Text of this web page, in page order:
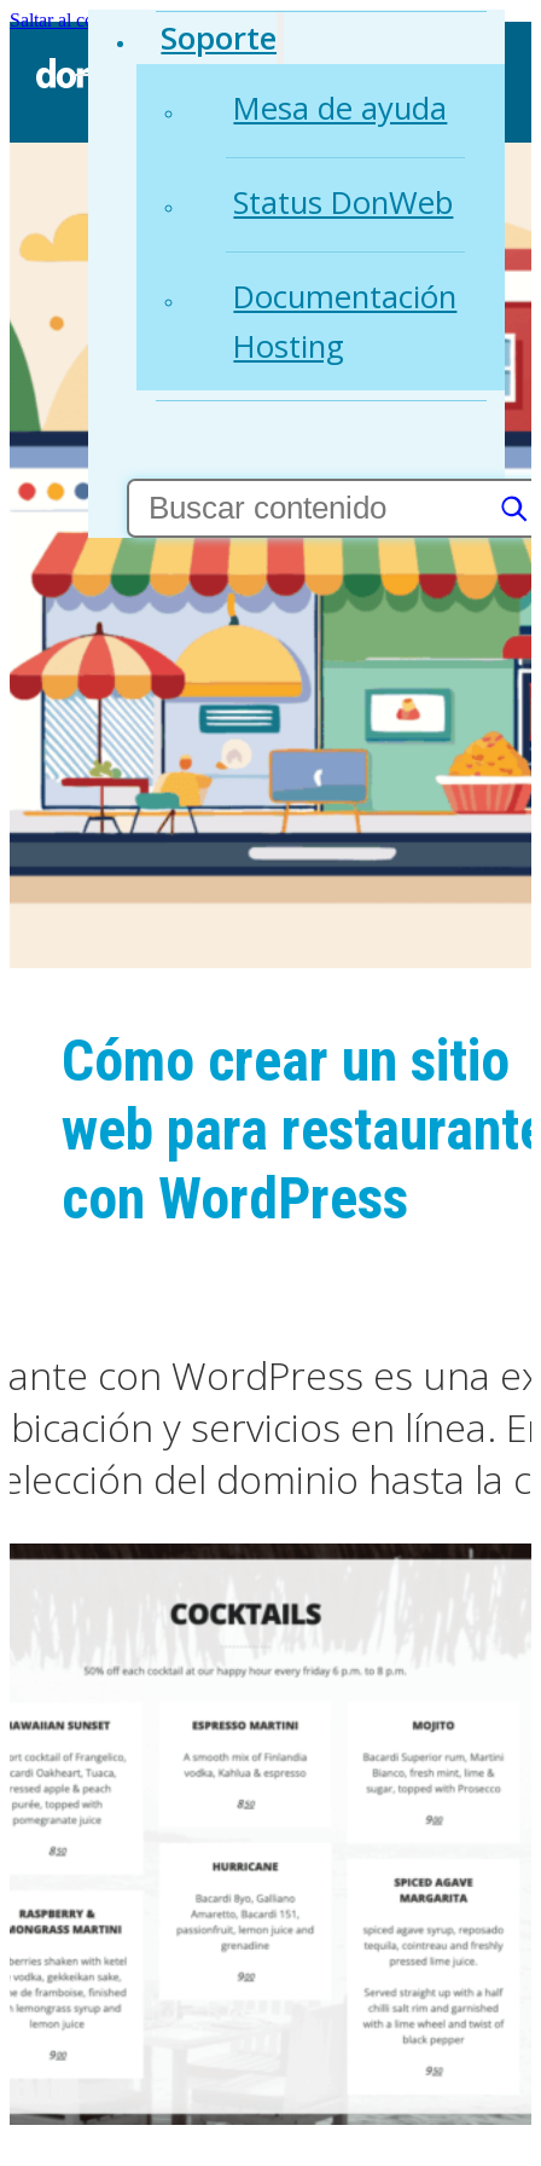
Saltar al contenido principalSoporte
Mesa de ayuda
Status DonWeb
Documentación
Hosting
Buscar
Cómo crear un sitio
web para
con WordPress
con WordPress es una
y servicios en línea.
del dominio hasta la